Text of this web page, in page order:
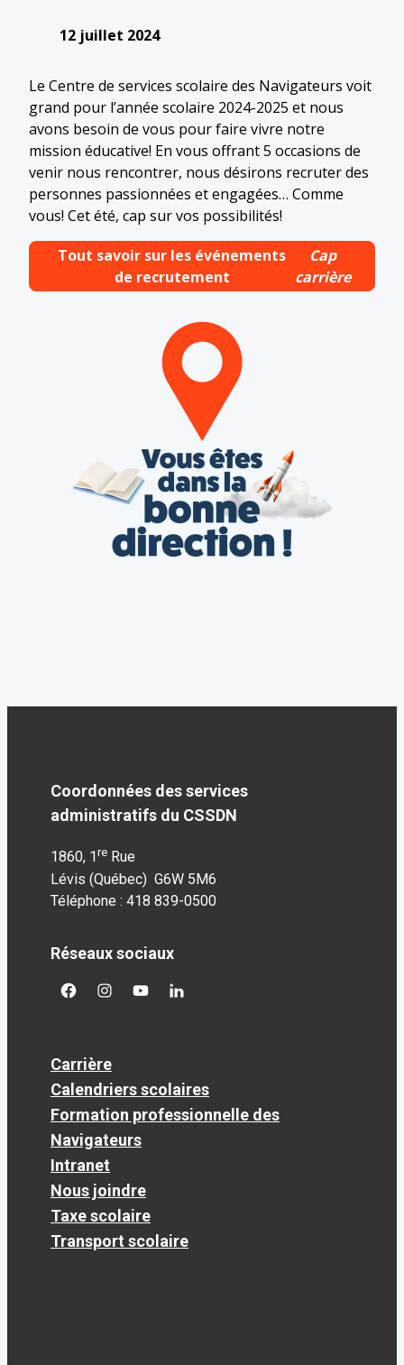
12 juillet 2024
Le Centre de services scolaire des Navigateurs voit
grand pour l’année scolaire 2024-2025 et nous
avons besoin de vous pour faire vivre notre
mission éducative! En vous offrant 5 occasions de
venir nous rencontrer, nous désirons recruter des
personnes passionnées et engagées… Comme
vous! Cet été, cap sur vos possibilités!
Tout savoir sur les événements
de recrutement
Cap
carrière
Coordonnées des services
administratifs du CSSDN
1860, 1 re Rue
Lévis (Québec) G6W 5M6
Téléphone : 418 839-0500
Réseaux sociaux
facebookgoogleplus
googleplusgoogleplus
Carrière
Calendriers scolaires
Formation professionnelle des
Navigateurs
Intranet
Nous joindre
Taxe scolaire
Transport scolaire